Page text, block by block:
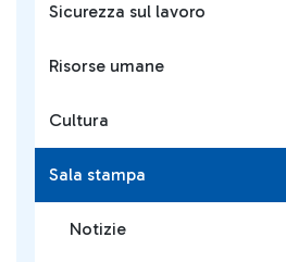
Sicurezza sul lavoro
Risorse umane
Cultura
Sala stampa
Notizie